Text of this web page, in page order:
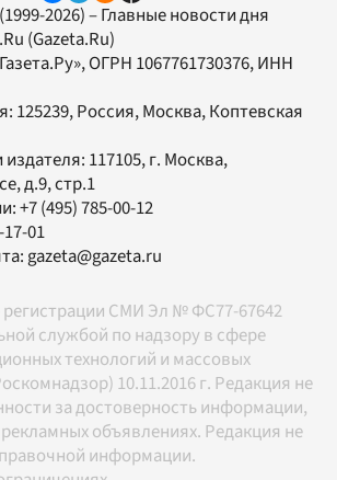
2026) – Главные новости дня
(Gazeta.Ru)
, ОГРН 1067761730376, ИНН
125239, Россия, Москва, Коптевская
издателя: 117105, г. Москва,
д.9, стр.1
+7 (495) 785-00-12
01
gazeta@gazeta.ru
регистрации СМИ Эл № ФС77-67642
службой по надзору в сфере
технологий и массовых
10.11.2016 г. Редакция не
за достоверность информации,
объявлениях. Редакция не
информации.